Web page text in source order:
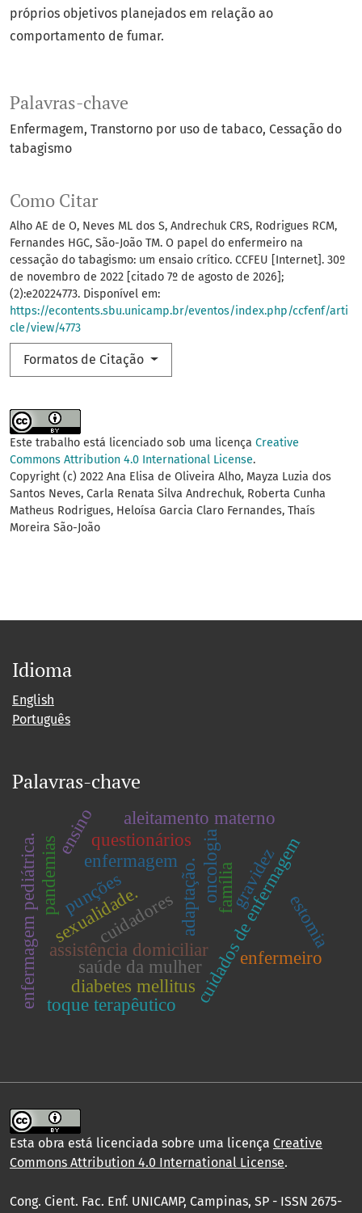
Palavras-chave
Enfermagem Transtorno por uso de tabaco Cessação do
tabagismo
Como Citar
Alho AE de O, Neves ML dos S, Andrechuk CRS, Rodrigues RCM,
Fernandes HGC, São-João TM. O papel do enfermeiro na
cessação do tabagismo: um ensaio crítico. CCFEU [Internet]. 30º
de novembro de 2022 [citado 7º de agosto de 2026];
(2):e20224773. Disponível em:
https://econtents.sbu.unicamp.br/eventos/index.php/ccfenf/arti
cle/view/4773
Formatos de Citação
próprios objetivos planejados em relação ao
comportamento de fumar.
Este trabalho está licenciado sob uma licença Creative
Commons Attribution 4.0 International License.
Copyright (c) 2022 Ana Elisa de Oliveira Alho, Mayza Luzia dos
Santos Neves, Carla Renata Silva Andrechuk, Roberta Cunha
Matheus Rodrigues, Heloísa Garcia Claro Fernandes, Thaís
Moreira São-João
Idioma
English
Português
Palavras-chave
assistência domiciliar
cuidadores
enfermagem pediátrica. oncologia
cuidados de enfermagem
adaptação. família
enfermagem
saúde da mulher
gravidez
sexualidade.
enfermeiro
aleitamento materno
punções
diabetes mellitus
questionários
pandemias
estomia
toque terapêutico
ensino
Esta obra está licenciada sobre uma licença Creative
Commons Attribution 4.0 International License.
Cong. Cient. Fac. Enf. UNICAMP, Campinas, SP - ISSN 2675-